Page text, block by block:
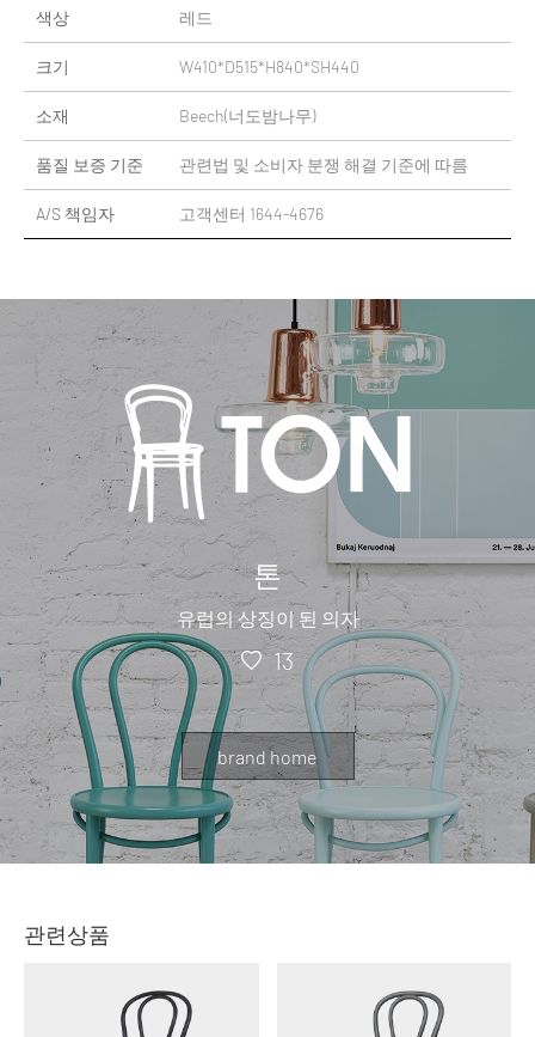
색상 레드
크기 W410*D515*H840*SH440
소재 Beech(너도밤나무)
품질 보증 기준 관련법 및 소비자 분쟁 해결 기준에 따름
A/S 책임자 고객센터 1644-4676
톤
유럽의 상징이 된 의자
13
brand home
관련상품